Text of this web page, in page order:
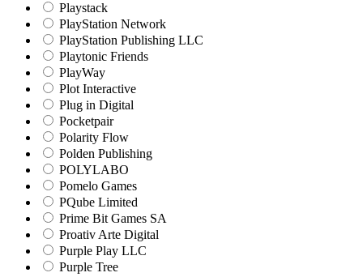
Playstack
PlayStation Network
PlayStation Publishing LLC
Playtonic Friends
PlayWay
Plot Interactive
Plug in Digital
Pocketpair
Polarity Flow
Polden Publishing
POLYLABO
Pomelo Games
PQube Limited
Prime Bit Games SA
Proativ Arte Digital
Purple Play LLC
Purple Tree